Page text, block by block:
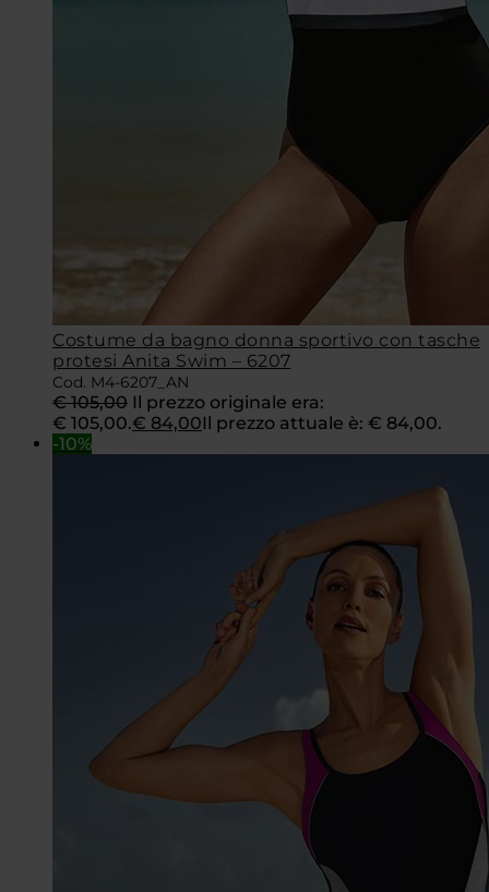
Costume da bagno donna sportivo con tasche
protesi Anita Swim – 6207
Cod. M4-6207_AN
€105,00 Il prezzo originale era:
€ 105,00.€ 84,00Il prezzo attuale è: € 84,00.
-10%